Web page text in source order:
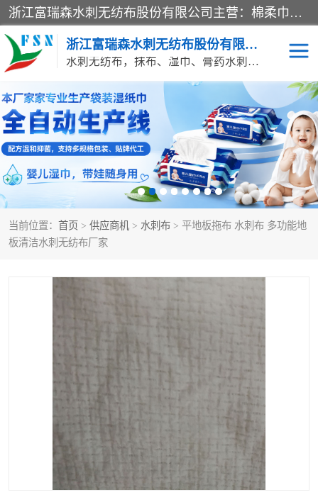
浙江富瑞森水刺无纺布股份有限公司主营：棉柔巾水刺无纺布、水刺布、水刺无纺布、膏药水刺无纺布、清洁抹布、湿巾、针刺无纺布、珍珠纹水刺无纺布、无纺布清洁抹布等产品。浙江富瑞森水刺无纺布股份有限公司积倡导由工程师全面负责生产工艺、产品质量检测的管理模式，通过ISO9001质量体系认证。
浙江富瑞森水刺无纺布股份有限公司
水刺无纺布，抹布、湿巾、膏药水刺无纺布、棉柔巾水刺无纺布、水刺布
当前位置： 首页 > 供应商机 > 水刺布 > 平地板拖布 水刺布 多功能地
板清洁水刺无纺布厂家
水刺布 巴布贴水刺布
PVC革基布 无纺布清洁抹布
抗菌等功能性产品
多种清洁尘掸 珍珠纹水刺无纺布
膏药水刺无纺布 湿巾
棉柔巾水刺无纺布 印花压花复合布
水刺无纺布
懒人抹布 清洁抹布